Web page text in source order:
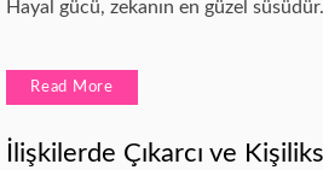
Hayal gücü, zekanın en güzel süsüdür.
Read More
İlişkilerde Çıkarcı ve